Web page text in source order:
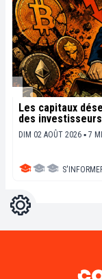
Les capitaux
des investisseurs
DIM 02 AOÛT 2026 ▪ 7
Réglages